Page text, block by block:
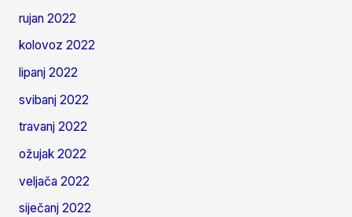
rujan 2022
kolovoz 2022
lipanj 2022
svibanj 2022
travanj 2022
ožujak 2022
veljača 2022
siječanj 2022